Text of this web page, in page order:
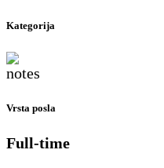
Kategorija
Vrsta posla
Full-time